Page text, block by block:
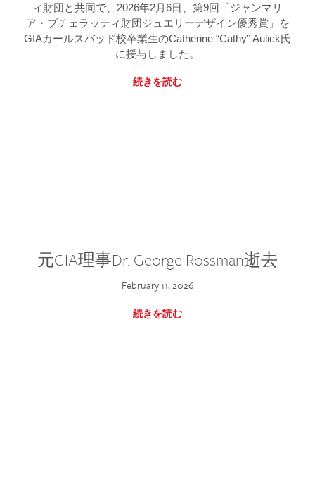
ィ財団と共同で、2026年2月6日、第9回「ジャンマリ
ア・ブチェラッティ財団ジュエリーデザイン優秀賞」を
GIAカールスバッド校卒業生のCatherine “Cathy” Aulick氏
に授与しました。
続きを読む
元GIA理事Dr. George Rossman逝去
February 11, 2026
続きを読む